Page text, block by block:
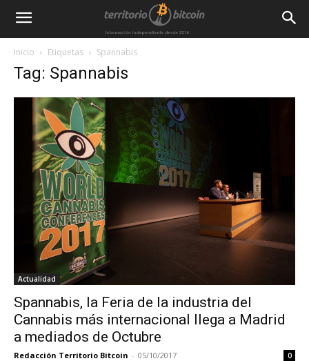
Inicio Etiquetas Spannabis
Tag: Spannabis
Actualidad
Spannabis, la Feria de la industria del
Cannabis más internacional llega a Madrid
a mediados de Octubre
Redacción Territorio Bitcoin - 05/10/2017 0